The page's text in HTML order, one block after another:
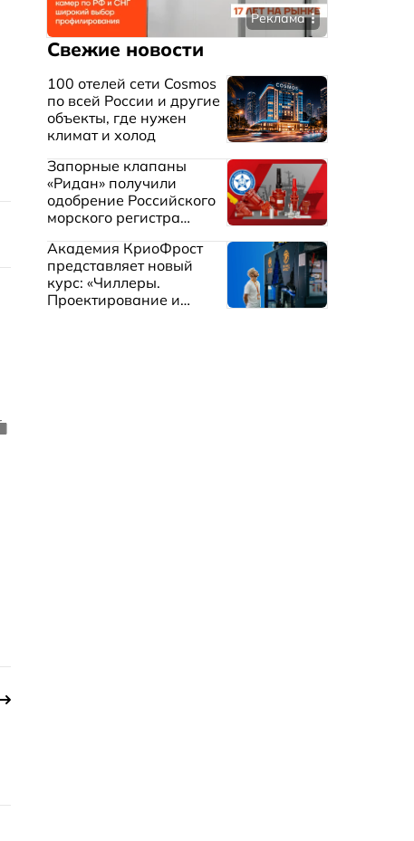
Реклама
Свежие новости
100 отелей сети Cosmos
по всей России и другие
объекты, где нужен
климат и холод
Запорные клапаны
«Ридан» получили
одобрение Российского
морского регистра
Академия КриоФрост
представляет новый
курс: «Чиллеры.
Проектирование и